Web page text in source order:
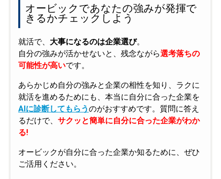
オービックであなたの強みが発揮で
きるかチェックしよう
就活で、 大事になるのは企業選び。
自分の強みが活かせないと、残念ながら選考落ちの
可能性が高いです。
あらかじめ自分の強みと企業の相性を知り、ラクに
就活を進めるためにも、本当に自分に合った企業を
AIに診断してもらうのがおすすめです。質問に答え
るだけで、 サクッと簡単に自分に合った企業がわか
る!
オービックが自分に合った企業か知るために、ぜひ
ご活用ください。